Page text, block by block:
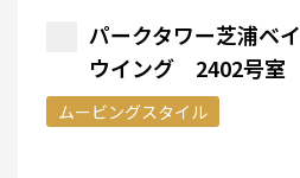
パークタワー芝浦ベ
ウイング 2402号室
ムービングスタイル